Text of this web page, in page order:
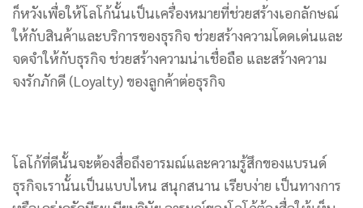
ก็หวังเพื่อให้โลโก้นั้นเป็นเครื่องหมายที่ช่วยสร้างเอกลักษณ์
ให้กับสินค้าและบริการของธุรกิจ ช่วยสร้างความโดดเด่นและ
จดจำให้กับธุรกิจ ช่วยสร้างความน่าเชื่อถือ และสร้างความ
จงรักภักดี (Loyalty) ของลูกค้าต่อธุรกิจ
โลโก้ที่ดีนั้นจะต้องสื่อถึงอารมณ์และความรู้สึกของแบรนด์
ธุรกิจเรานั้นเป็นแบบไหน สนุกสนาน เรียบง่าย เป็นทางการ